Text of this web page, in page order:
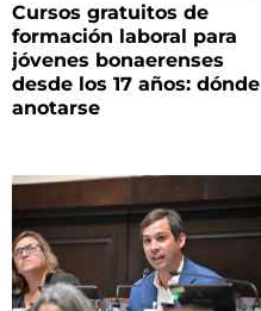
Cursos gratuitos de
formación laboral para
jóvenes bonaerenses
desde los 17 años: dónde
anotarse